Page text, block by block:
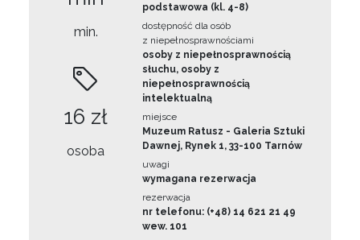
min.
16 zł
osoba
podstawowa (kl. 4-8)
dostępność dla osób
z niepełnosprawnościami
osoby z niepełnosprawnością
słuchu, osoby z
niepełnosprawnością
intelektualną
miejsce
Muzeum Ratusz - Galeria Sztuki
Dawnej, Rynek 1, 33-100 Tarnów
uwagi
wymagana rezerwacja
rezerwacja
nr telefonu: (+48) 14 621 21 49
wew. 101